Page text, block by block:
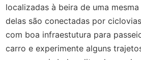
localizadas à beira de uma
delas são conectadas por
com boa infraestutura para
carro e experimente alguns